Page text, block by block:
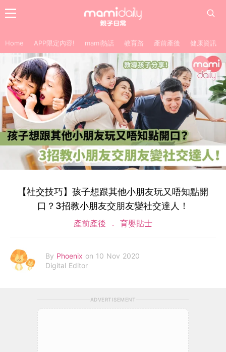
Home APP限定內容! mami熱話 教育路 產前產後 健康資訊
【社交技巧】孩子想跟其他小朋友玩又唔知點開
口？3招教小朋友交朋友變社交達人！
產前產後 育嬰貼士
By Phoenix on 10 Nov 2020
Digital Editor
ADVERTISEMENT